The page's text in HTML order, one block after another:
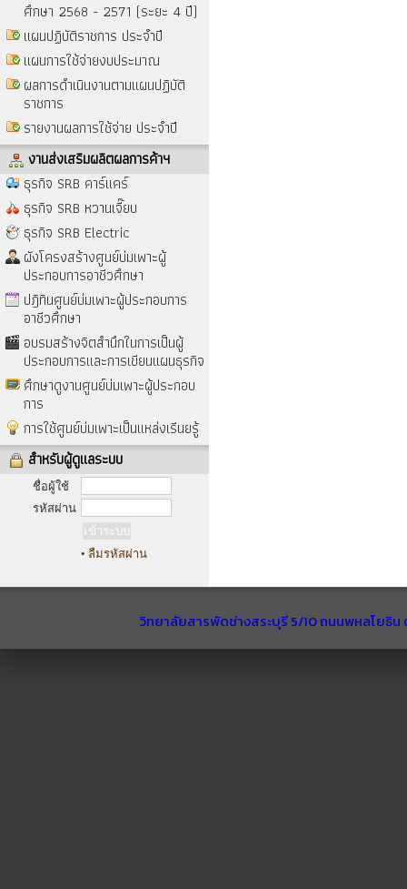
ศึกษา 2568 - 2571 (ระยะ 4 ปี)
แผนปฏิบัติราชการ ประจำปี
แผนการใช้จ่ายงบประมาณ
ผลการดำเนินงานตามแผนปฏิบัติ
ราชการ
รายงานผลการใช้จ่าย ประจำปี
งานส่งเสริมผลิตผลการค้าฯ
ธุรกิจ SRB คาร์แคร์
ธุรกิจ SRB หวานเจี๊ยบ
ธุรกิจ SRB Electric
ผังโครงสร้างศูนย์บ่มเพาะผู้
ประกอบการอาชีวศึกษา
ปฎิทินศูนย์บ่มเพาะผู้ประกอบการ
อาชีวศึกษา
อบรมสร้างจิตสำนึกในการเป็นผู้
ประกอบการและการเขียนแผนธุรกิจ
ศึกษาดูงานศูนย์บ่มเพาะผู้ประกอบ
การ
การใช้ศูนย์บ่มเพาะเป็นแหล่งเรีนยรู้
สำหรับผู้ดูแลระบบ
ชื่อผู้ใช้
รหัสผ่าน
• ลืมรหัสผ่าน
วิทยาลัยสารพัดช่างสระบุรี 5/10 ถนนพหลโยธิ